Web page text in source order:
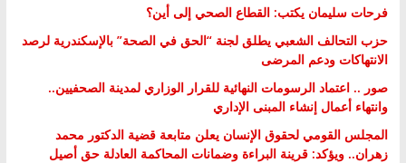
فرحات سليمان يكتب: القطاع الصحي إلى أين؟
حزب التحالف الشعبي يطلق لجنة “الحق في الصحة” بالإسكندرية لرصد
الانتهاكات ودعم المرضى
صور .. اعتماد الرسومات النهائية للقرار الوزاري لمدينة الصحفيين..
وانتهاء أعمال إنشاء المبنى الإداري
المجلس القومي لحقوق الإنسان يعلن متابعة قضية الدكتور محمد
زهران.. ويؤكد: قرينة البراءة وضمانات المحاكمة العادلة حق أصيل